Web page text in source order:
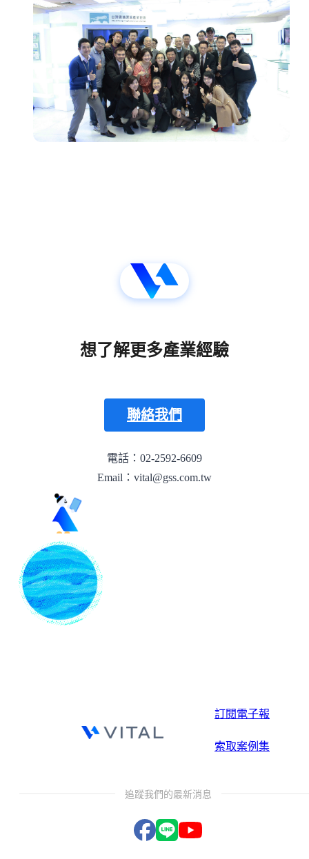
想了解更多產業經驗
聯絡我們
電話：02-2592-6609
Email：vital@gss.com.tw
訂閱電子報
索取案例集
追蹤我們的最新消息